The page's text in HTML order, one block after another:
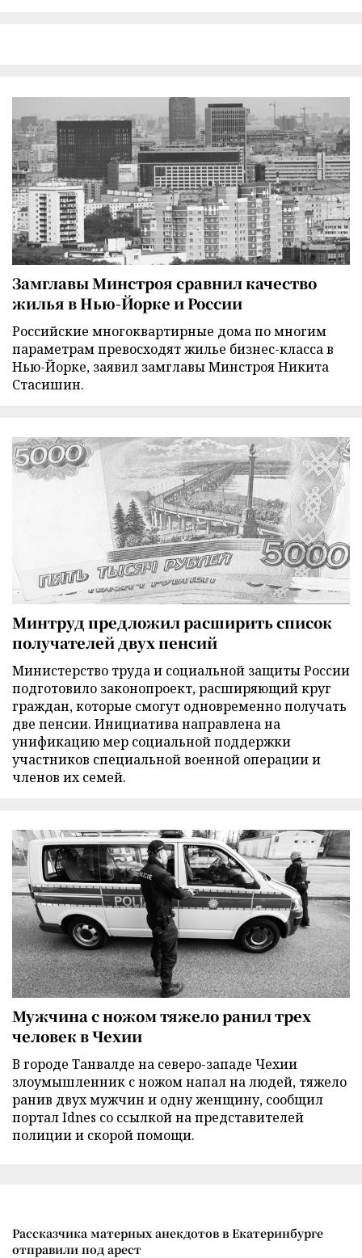
Замглавы Минстроя сравнил качество
жилья в Нью-Йорке и России
Российские многоквартирные дома по многим
параметрам превосходят жилье бизнес-класса в
Нью-Йорке, заявил замглавы Минстроя Никита
Стасишин.
Минтруд предложил расширить список
получателей двух пенсий
Министерство труда и социальной защиты России
подготовило законопроект, расширяющий круг
граждан, которые смогут одновременно получать
две пенсии. Инициатива направлена на
унификацию мер социальной поддержки
участников специальной военной операции и
членов их семей.
Мужчина с ножом тяжело ранил трех
человек в Чехии
В городе Танвалде на северо-западе Чехии
злоумышленник с ножом напал на людей, тяжело
ранив двух мужчин и одну женщину, сообщил
портал Idnes со ссылкой на представителей
полиции и скорой помощи.
Рассказчика матерных анекдотов в Екатеринбурге
отправили под арест